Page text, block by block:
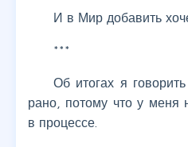
И в Мир добавить
***
Об итогах я
рано, потому что у меня
в процессе.